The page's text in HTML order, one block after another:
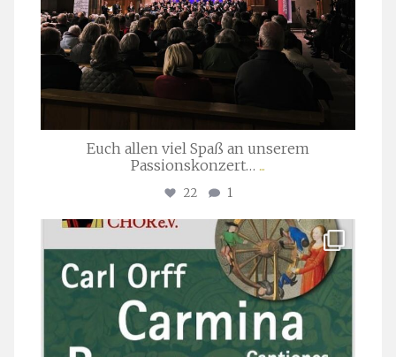
Euch allen viel Spaß an unserem
Passionskonzert… ...
22 1
stuttgarter_oratorienchor
Juli 22